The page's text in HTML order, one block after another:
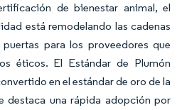
de bienestar animal, el
está remodelando las cadenas
para los proveedores que
éticos. El Estándar de Plumón
en el estándar de oro de la
destaca una rápida adopción por